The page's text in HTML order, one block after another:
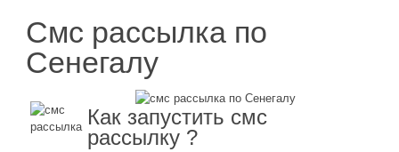
Смс рассылка по
Сенегалу
Как запустить смс
рассылку ?